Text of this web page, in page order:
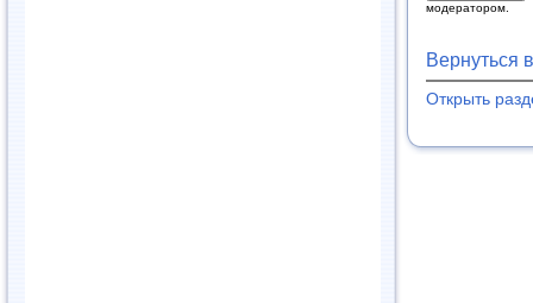
модератором.
Вернуться
Открыть